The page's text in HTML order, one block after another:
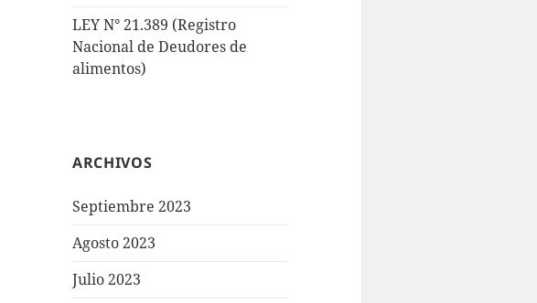
LEY N° 21.389 (Registro
Nacional de Deudores de
alimentos)
ARCHIVOS
Septiembre 2023
Agosto 2023
Julio 2023